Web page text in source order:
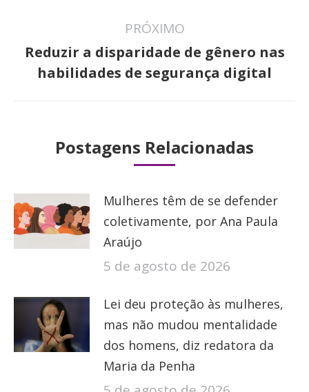
PRÓXIMO
Próximo
post:
Reduzir a disparidade de gênero nas
habilidades de segurança digital
Postagens Relacionadas
Mulheres têm de se defender
coletivamente, por Ana Paula
Araújo
5 de agosto de 2026
Lei deu proteção às mulheres,
mas não mudou mentalidade
dos homens, diz redatora da
Maria da Penha